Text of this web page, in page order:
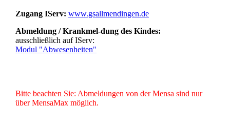
Zugang IServ: www.gsallmendingen.de
Abmeldung / Krankmel-dung des Kindes:
ausschließlich auf IServ:
Modul "Abwesenheiten"
Bitte beachten Sie: Abmeldungen von der Mensa sind nur
über MensaMax möglich.